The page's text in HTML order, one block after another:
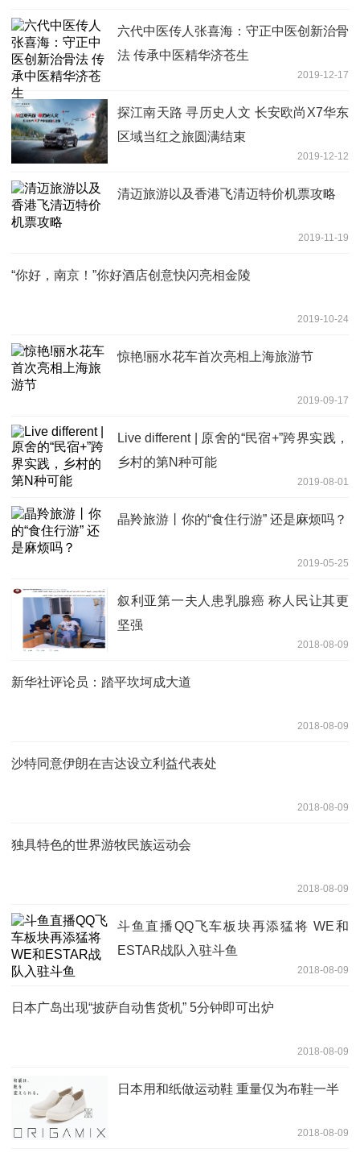
六代中医传人张喜海：守正中医创新治骨
法 传承中医精华济苍生
2019-12-17
探江南天路 寻历史人文 长安欧尚X7华东
区域当红之旅圆满结束
2019-12-12
清迈旅游以及香港飞清迈特价机票攻略
2019-11-19
“你好，南京！”你好酒店创意快闪亮相金陵
2019-10-24
惊艳!丽水花车首次亮相上海旅游节
2019-09-17
Live different | 原舍的“民宿+”跨界实践，
乡村的第N种可能
2019-08-01
晶羚旅游丨你的“食住行游” 还是麻烦吗？
2019-05-25
叙利亚第一夫人患乳腺癌 称人民让其更
坚强
2018-08-09
新华社评论员：踏平坎坷成大道
2018-08-09
沙特同意伊朗在吉达设立利益代表处
2018-08-09
独具特色的世界游牧民族运动会
2018-08-09
斗鱼直播QQ飞车板块再添猛将 WE和
ESTAR战队入驻斗鱼
2018-08-09
日本广岛出现“披萨自动售货机” 5分钟即可出炉
2018-08-09
日本用和纸做运动鞋 重量仅为布鞋一半
2018-08-09